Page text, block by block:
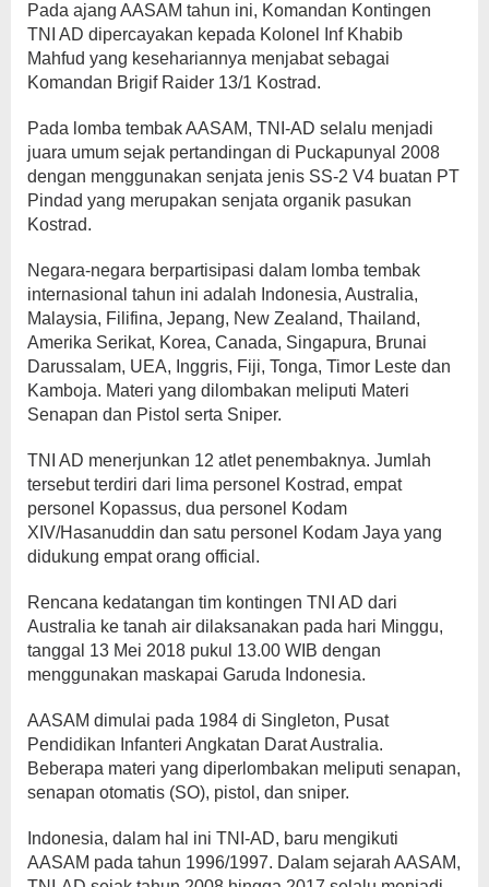
Pada ajang AASAM tahun ini, Komandan Kontingen
TNI AD dipercayakan kepada Kolonel Inf Khabib
Mahfud yang kesehariannya menjabat sebagai
Komandan Brigif Raider 13/1 Kostrad.
Pada lomba tembak AASAM, TNI-AD selalu menjadi
juara umum sejak pertandingan di Puckapunyal 2008
dengan menggunakan senjata jenis SS-2 V4 buatan PT
Pindad yang merupakan senjata organik pasukan
Kostrad.
Negara-negara berpartisipasi dalam lomba tembak
internasional tahun ini adalah Indonesia, Australia,
Malaysia, Filifina, Jepang, New Zealand, Thailand,
Amerika Serikat, Korea, Canada, Singapura, Brunai
Darussalam, UEA, Inggris, Fiji, Tonga, Timor Leste dan
Kamboja. Materi yang dilombakan meliputi Materi
Senapan dan Pistol serta Sniper.
TNI AD menerjunkan 12 atlet penembaknya. Jumlah
tersebut terdiri dari lima personel Kostrad, empat
personel Kopassus, dua personel Kodam
XIV/Hasanuddin dan satu personel Kodam Jaya yang
didukung empat orang official.
Rencana kedatangan tim kontingen TNI AD dari
Australia ke tanah air dilaksanakan pada hari Minggu,
tanggal 13 Mei 2018 pukul 13.00 WIB dengan
menggunakan maskapai Garuda Indonesia.
AASAM dimulai pada 1984 di Singleton, Pusat
Pendidikan Infanteri Angkatan Darat Australia.
Beberapa materi yang diperlombakan meliputi senapan,
senapan otomatis (SO), pistol, dan sniper.
Indonesia, dalam hal ini TNI-AD, baru mengikuti
AASAM pada tahun 1996/1997. Dalam sejarah AASAM,